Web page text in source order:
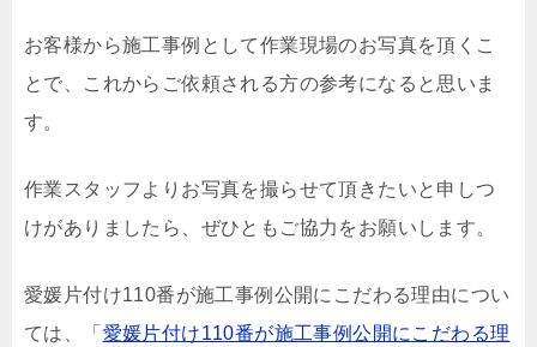
お客様から施工事例として作業現場のお写真を頂くこ
とで、これからご依頼される方の参考になると思いま
す。
作業スタッフよりお写真を撮らせて頂きたいと申しつ
けがありましたら、ぜひともご協力をお願いします。
愛媛片付け110番が施工事例公開にこだわる理由につい
ては、「 愛媛片付け110番が施工事例公開にこだわる理